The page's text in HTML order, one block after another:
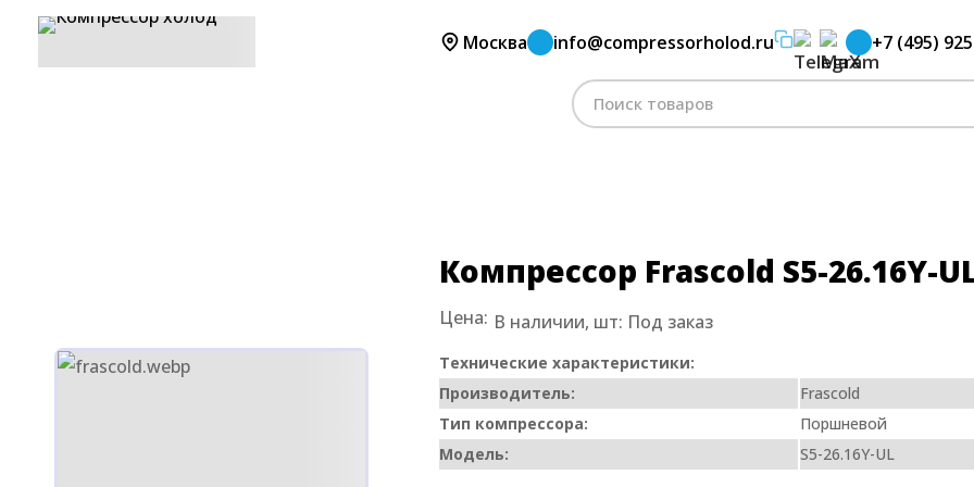
Москва info@compressorholod.ru +7 (495)
Поиск
по:
Компрессоры Frascold Компрессор Frascold S5-26.16Y-UL
Компрессор Frascold S5-26.16Y-
Цена: В наличии, шт: Под заказ
Технические характеристики:
Производитель:
Frascold
Тип компрессора:
Поршневой
Модель:
S5-26.16Y-UL